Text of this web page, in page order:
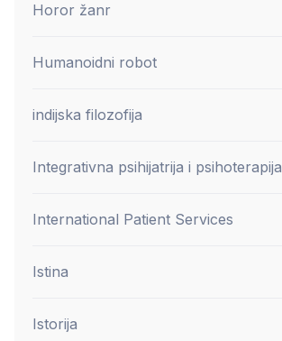
Horor žanr
Humanoidni robot
indijska filozofija
Integrativna psihijatrija i psihoterapija
International Patient Services
Istina
Istorija